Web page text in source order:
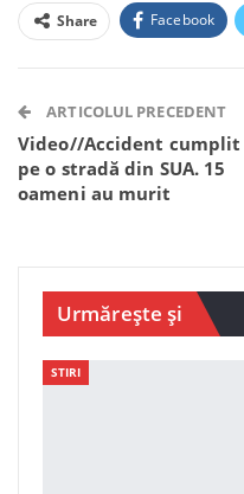
Share Facebook
Telegram WhatsApp
ARTICOLUL PRECEDENT
Video//Accident cumplit
pe o stradă din SUA. 15
oameni au murit
Urmărește și
STIRI